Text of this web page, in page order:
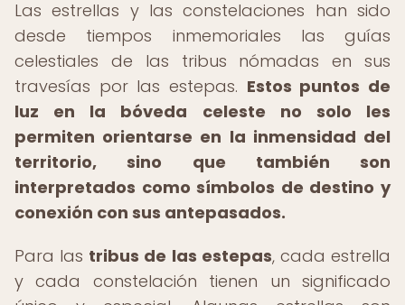
Las estrellas y las constelaciones han sido
desde tiempos inmemoriales las guías
celestiales de las tribus nómadas en sus
travesías por las estepas. Estos puntos de
luz en la bóveda celeste no solo les
permiten orientarse en la inmensidad del
territorio, sino que también son
interpretados como símbolos de destino y
conexión con sus antepasados.
Para las tribus de las estepas, cada estrella
y cada constelación tienen un significado